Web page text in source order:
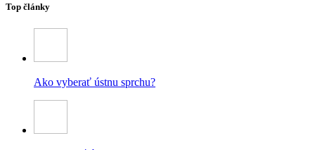
Top články
Ako vyberať ústnu sprchu?